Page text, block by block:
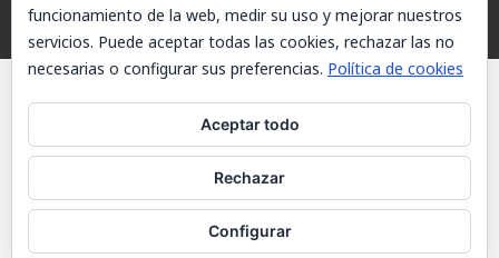
© AKETXE Consulting, S.L. - Este sitio web utiliza cookies, consulte
nuestra Política de cookies.
Política de cookies
Contacto
funcionamiento de la web, medir su uso y mejorar nuestros
servicios. Puede aceptar todas las cookies, rechazar las no
necesarias o configurar sus preferencias. Política de cookies
Aceptar todo
Rechazar
Configurar